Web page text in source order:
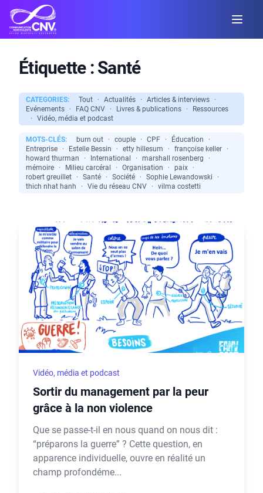
Étiquette : Santé
CATEGORIES: Tout · Actualités · Articles & interviews
·
Evénements
· FAQ CNV · Livres & publications ·
Ressources
·
Vidéo, média et podcast
MOTS-CLÉS: burn out · couple · CPF · Éducation
·
Entreprise
· Estelle Bessin · etty hillesum · françoise keller
·
howard thurman
· International · marshall rosenberg
·
mémoire
· Milieu carcéral · Organisation · paix
·
robert greuillet
· Santé · Société · Sophie Lewandowski
·
thich nhat hanh
· Vie du réseau CNV · vilma costetti
Vidéo, média et podcast
Sortir du management par la peur
grâce à la non violence
Que se passe-t-il en nous quand on nous dit :
“préparons la guerre” ? Cette question, en
apparence individuelle, ouvre en réalité un
champ profondéme...